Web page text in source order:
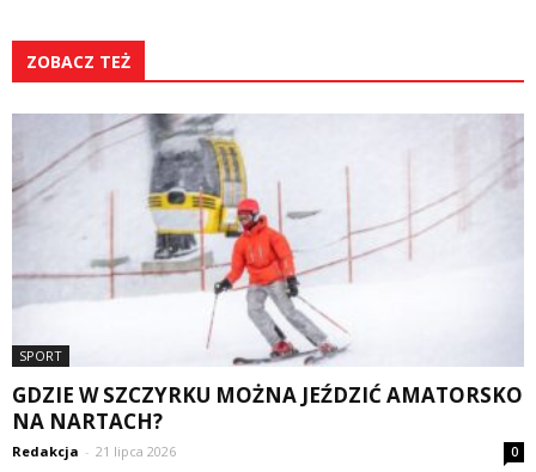
ZOBACZ TEŻ
SPORT
GDZIE W SZCZYRKU MOŻNA JEŹDZIĆ AMATORSKO
NA NARTACH?
Redakcja - 21 lipca 2026 0